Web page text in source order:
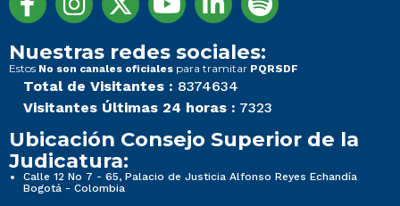
Nuestras redes sociales:
Estos No son canales oficiales para tramitar PQRSDF
Total de Visitantes : 8374634
Visitantes Últimas 24 horas : 7323
Ubicación Consejo Superior de la
Judicatura:
Calle 12 No 7 - 65, Palacio de Justicia Alfonso Reyes Echandía
Bogotá - Colombia